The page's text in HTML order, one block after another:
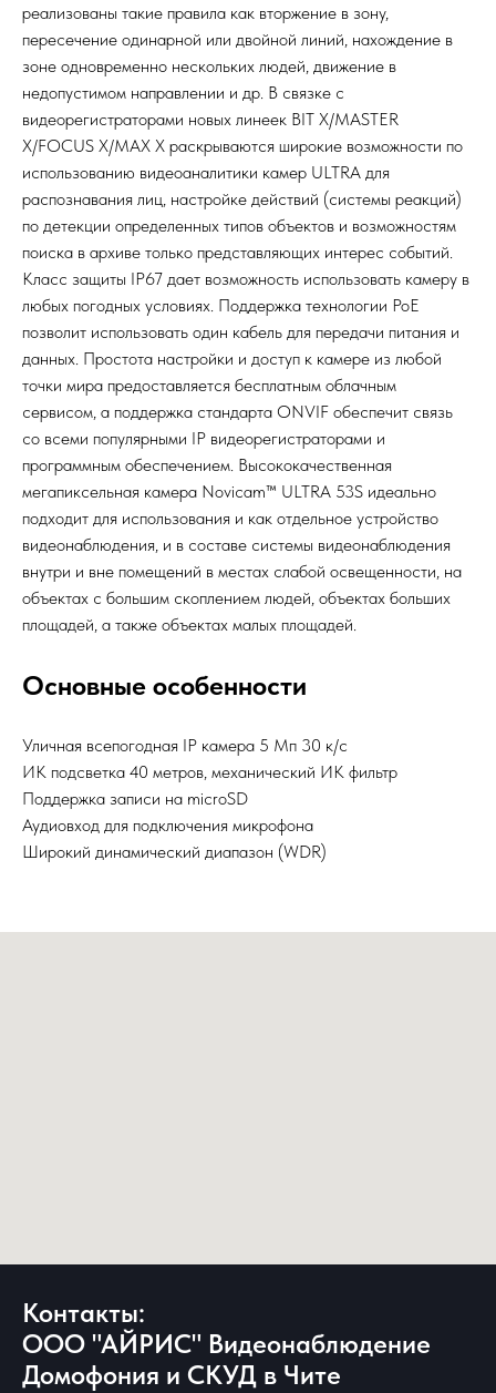
реализованы такие правила как вторжение в зону,
пересечение одинарной или двойной линий, нахождение в
зоне одновременно нескольких людей, движение в
недопустимом направлении и др. В связке с
видеорегистраторами новых линеек BIT X/MASTER
X/FOCUS X/MAX X раскрываются широкие возможности по
использованию видеоаналитики камер ULTRA для
распознавания лиц, настройке действий (системы реакций)
по детекции определенных типов объектов и возможностям
поиска в архиве только представляющих интерес событий.
Класс защиты IР67 дает возможность использовать камеру в
любых погодных условиях. Поддержка технологии РоЕ
позволит использовать один кабель для передачи питания и
данных. Простота настройки и доступ к камере из любой
точки мира предоставляется бес­платным облачным
сервисом, а поддержка стандарта ONVIF обеспечит связь
со всеми популярными IP видеорегистраторами и
программным обеспечением. Высококачественная
мегапиксельная камера Novicam™ ULTRA 53S идеально
подходит для использования и как отдельное устройство
видеонаблюдения, и в составе системы видеонаблюдения
внутри и вне помещений в местах слабой освещенности, на
объектах с большим скоплением людей, объектах больших
площадей, а также объектах малых площадей.
Основные особенности
Уличная всепогодная IP камера 5 Мп 30 к/с
ИК подсветка 40 метров, механический ИК фильтр
Поддержка записи на microSD
Аудиовход для подключения микрофона
Широкий динамический диапазон (WDR)
Контакты:
ООО "АЙРИС" Видеонаблюдение
Домофония и СКУД в Чите